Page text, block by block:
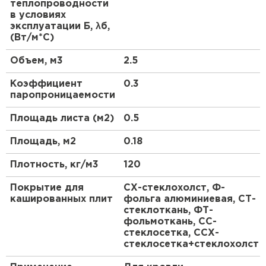
стороны или с двух сторон. Кашированные плиты
применяют для обеспечения дополнительной
пароизоляции и ветрозащиты утеплителя, а
также при утеплении производственных зданий
изнутри.
теплопроводности
в условиях
эксплуатации Б, λб,
(Вт/м*С)
Объем, м3 2.5
Коэффициент
паропроницаемости
0.3
Площадь листа (м2) 0.5
Площадь, м2 0.18
Плотность, кг/м3 120
Покрытие для
кашированных плит
СХ-стеклохолст, Ф-
фольга алюминиевая, СТ-
стеклоткань, ФТ-
фольмоткань, СС-
стеклосетка, ССХ-
стеклосетка+стеклохолст
Утеплитель Теплекс
ПЕРЕЙТИ
Утеплитель Изомин
ПЕРЕЙТИ
Рулонная кровля Брит
ПЕРЕЙТИ
Утеплитель Knauf
Утеплитель Тимплэкс